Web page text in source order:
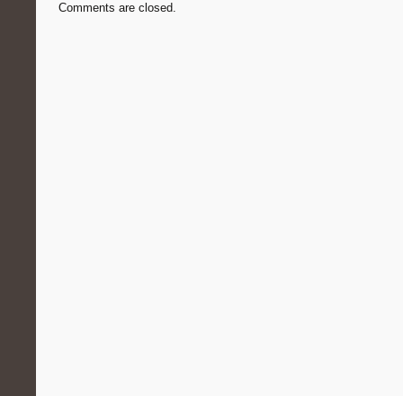
Comments are closed.